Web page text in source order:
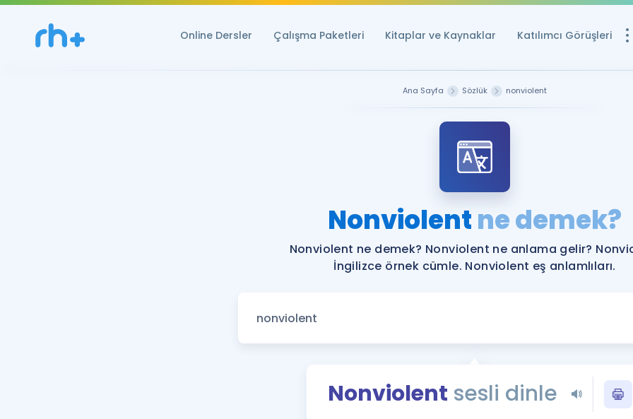
Online Dersler Çalışma Paketleri Kitaplar ve Kaynaklar Katılımcı Görüşleri
YDS ve YÖKDİL
YDS ve YÖKDİL'e
Tüm ÖSYM
YDS - YÖKDİL
Ana Sayfa Sözlük nonviolent
Nonviolentne demek?
Nonviolent ne demek? Nonviolent ne anlama gelir?
İngilizce örnek cümle. Nonviolent eş anlamlıları.
Nonviolent sesli dinle